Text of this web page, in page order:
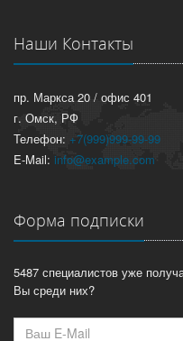
Наши Контакты
пр. Маркса 20 / офис 401
г. Омск, РФ
Телефон: +7(999)999-99-99
E-Mail: info@example.com
Форма подписки
5487 специалистов уже
Вы среди них?